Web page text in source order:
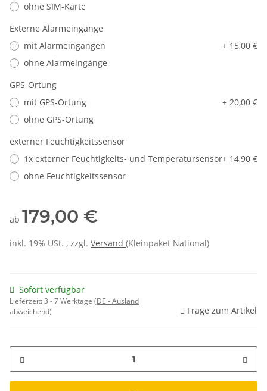
ohne SIM-Karte
Externe Alarmeingänge
mit Alarmeingängen
+ 15,00 €
ohne Alarmeingänge
GPS-Ortung
mit GPS-Ortung
+ 20,00 €
ohne GPS-Ortung
externer Feuchtigkeitssensor
1x externer Feuchtigkeits- und Temperatursensor+ 14,90 €
ohne Feuchtigkeitssensor
ab 179,00 €
inkl. 19% USt. , zzgl. Versand (Kleinpaket National)
Sofort verfügbar
Lieferzeit:3 - 7 Werktage (DE - Ausland
abweichend)
Frage zum Artikel